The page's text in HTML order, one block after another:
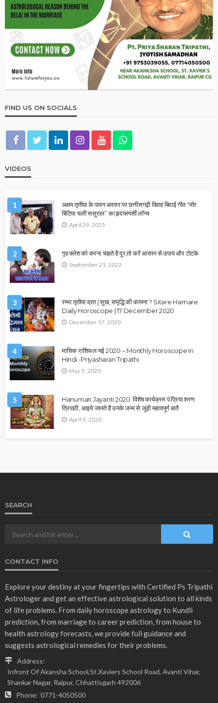
FIND US ON SOCIALS
VIDEOS
1
अक्षय तृतीया के पावन अवसर पर छत्तीसगढ़ी विवाह बिदाई गीत “मोर
बिटिया चली ससुराल” का हृदयस्पर्शी लॉन्च
April 29, 2025
2 गृह क्लेश को करना चाहते है दूर,तो करें आसान से उपाय और टोटके
September 21, 2022
3
रम्भा तृतीया व्रत | सुख, समृद्धि की कामना ? Sitare Hamare
Daily Horoscope | 17 December 2020
December 17, 2020
4
मासिक राशिफल मई 2020 – Monthly Horoscope In
Hindi -Priyasharan Tripathi
May 5, 2020
5
Hanuman Jayanti 2020: विशेष कार्यक्रम पं.प्रिया शरण
त्रिपाठी, आइये जानते हैं उनके जन्म से जुड़ी महत्वपूर्ण बातें
April 9, 2020
SEARCH
CONTACT INFO
Explore your destiny at your fingertips with Certified Ps Tripathi
Astrologer and get an effective astrological solution to all kinds
of life problems. From daily horoscope astrology to Kundli
prediction, from marriage to career prediction, from house to
health astrology forecasts, we provide full guidance and
suggests astrological remedies for their problems.
Address:
Infront Of Akansha School,St.Xaviers School Road, Avanti Vihar,
Shankar Nagar, Raipur, Chhattisgarh 492006
Phone: 0771-4050500